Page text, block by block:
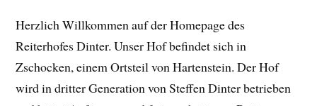
Herzlich Willkommen auf der Homepage des
Reiterhofes Dinter. Unser Hof befindet sich in
Zschocken, einem Ortsteil von Hartenstein. Der Hof
wird in dritter Generation von Steffen Dinter betrieben